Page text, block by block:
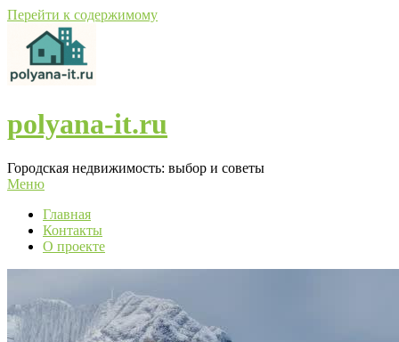
Перейти к содержимому
polyana-it.ru
Городская недвижимость: выбор и советы
Меню
Главная
Контакты
О проекте